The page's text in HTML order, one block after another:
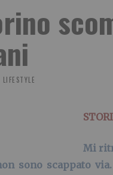
LIFESTYLE
Mi
sono scappato